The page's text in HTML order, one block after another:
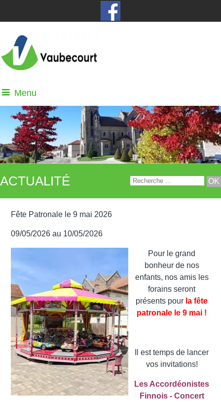
Menu
ACTUALITÉ
Fête Patronale le 9 mai 2026
09/05/2026 au 10/05/2026
Pour le grand
bonheur de nos
enfants, nos amis les
forains seront
présents pour la fête
patronale le 9 mai !
Il est temps de lancer
vos invitations!
Les Accordéonistes
Finnois - Concert